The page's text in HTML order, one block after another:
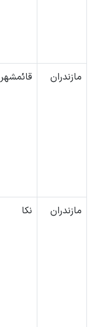
مازندران
قائمشهر
مازندران
نکا